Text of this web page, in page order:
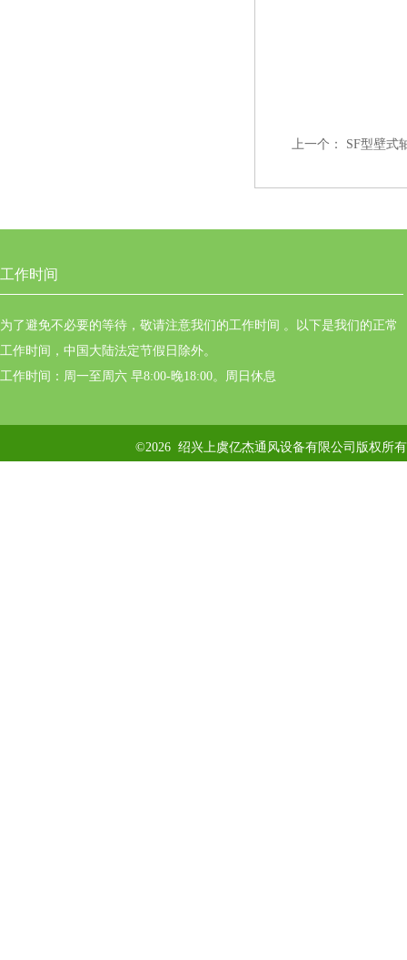
上一个： SF型壁式
工作时间
为了避免不必要的等待，敬请注意我们的工作时间 。以下是我们的正常
工作时间，中国大陆法定节假日除外。
工作时间：周一至周六 早8:00-晚18:00。周日休息
©2026 绍兴上虞亿杰通风设备有限公司版权所有